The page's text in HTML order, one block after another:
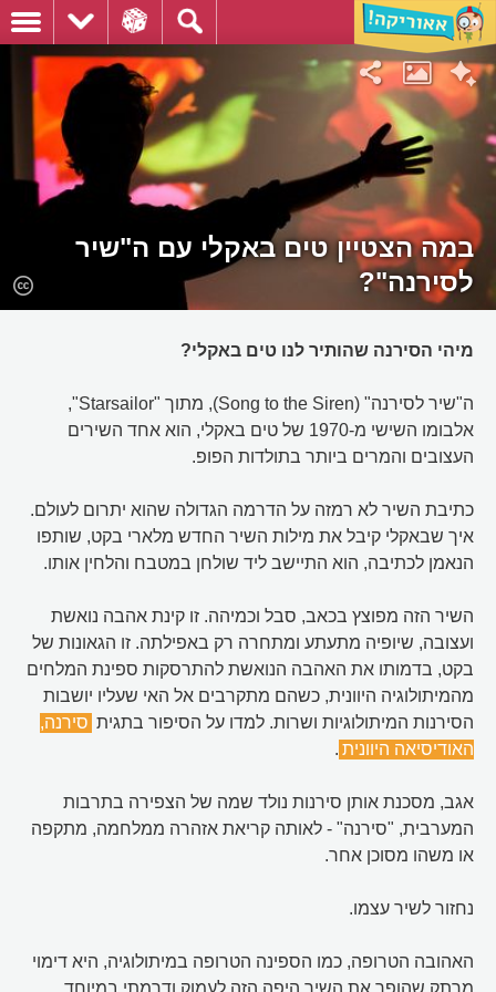
במה הצטיין טים באקלי עם ה"שיר
לסירנה"?
מיהי הסירנה שהותיר לנו טים באקלי?
ה"שיר לסירנה" (Song to the Siren), מתוך "Starsailor",
אלבומו השישי מ-1970 של טים באקלי, הוא אחד השירים
העצובים והמרים ביותר בתולדות הפופ.
כתיבת השיר לא רמזה על הדרמה הגדולה שהוא יתרום לעולם.
איך שבאקלי קיבל את מילות השיר החדש מלארי בקט, שותפו
הנאמן לכתיבה, הוא התיישב ליד שולחן במטבח והלחין אותו.
השיר הזה מפוצץ בכאב, סבל וכמיהה. זו קינת אהבה נואשת
ועצובה, שיופיה מתעתע ומתחרה רק באפילתה. זו הגאונות של
בקט, בדמותו את האהבה הנואשת להתרסקות ספינת המלחים
מהמיתולוגיה היוונית, כשהם מתקרבים אל האי שעליו יושבות
הסירנות המיתולוגיות ושרות. למדו על הסיפור בתגית סירנה,
האודיסיאה היוונית .
אגב, מסכנת אותן סירנות נולד שמה של הצפירה בתרבות
המערבית, "סירנה" - לאותה קריאת אזהרה ממלחמה, מתקפה
או משהו מסוכן אחר.
נחזור לשיר עצמו.
האהובה הטרופה, כמו הספינה הטרופה במיתולוגיה, היא דימוי
מרתק שהופך את השיר היפה הזה לעמוק ודרמתי במיוחד.